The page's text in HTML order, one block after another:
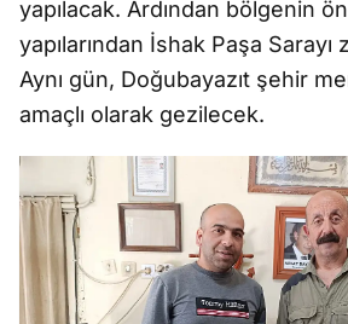
yapılacak. Ardından bölgenin
yapılarından İshak Paşa
Aynı gün, Doğubayazıt şehir
amaçlı olarak gezilecek.